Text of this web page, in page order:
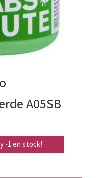
A05SB
-1 en stock!